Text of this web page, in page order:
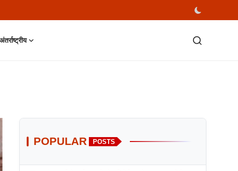
अंतर्राष्ट्रीय
POPULAR POSTS